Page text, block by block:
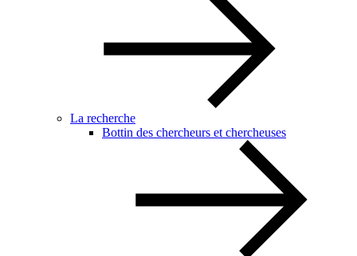
La recherche
Bottin des chercheurs et chercheuses